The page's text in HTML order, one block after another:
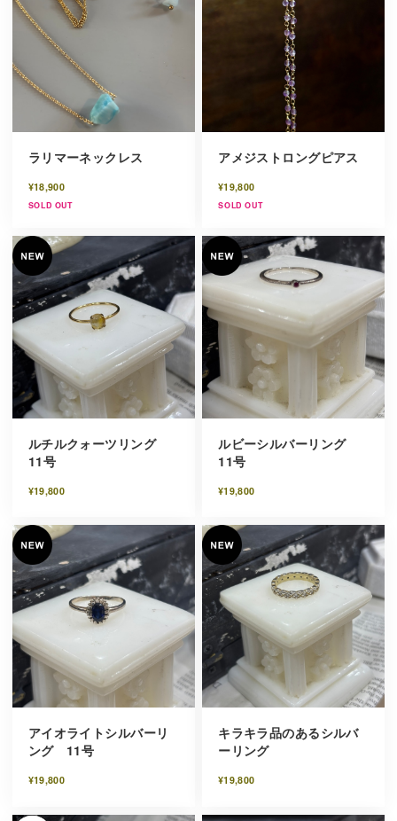
ラリマーネックレス
¥18,900
SOLD OUT
アメジストロングピアス
¥19,800
SOLD OUT
ルチルクォーツリング
11号
¥19,800
ルビーシルバーリング
11号
¥19,800
アイオライトシルバーリ
ング 11号
¥19,800
キラキラ品のあるシルバ
ーリング
¥19,800